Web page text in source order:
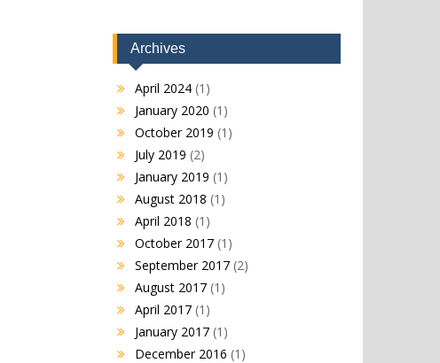
Archives
April 2024(1)
January 2020 (1)
October 2019 (1)
July 2019 (2)
January 2019 (1)
August 2018 (1)
April 2018 (1)
October 2017(1)
September 2017(2)
August 2017(1)
April 2017(1)
January 2017(1)
December 2016 (1)